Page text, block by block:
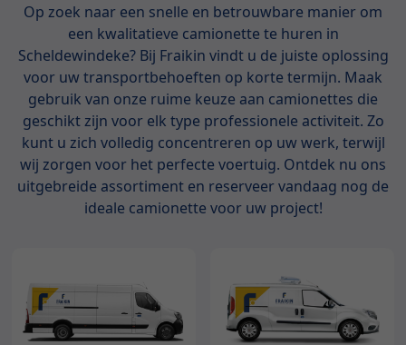
Op zoek naar een snelle en betrouwbare manier om
een kwalitatieve camionette te huren in
Scheldewindeke? Bij Fraikin vindt u de juiste oplossing
voor uw transportbehoeften op korte termijn. Maak
gebruik van onze ruime keuze aan camionettes die
geschikt zijn voor elk type professionele activiteit. Zo
kunt u zich volledig concentreren op uw werk, terwijl
wij zorgen voor het perfecte voertuig. Ontdek nu ons
uitgebreide assortiment en reserveer vandaag nog de
ideale camionette voor uw project!